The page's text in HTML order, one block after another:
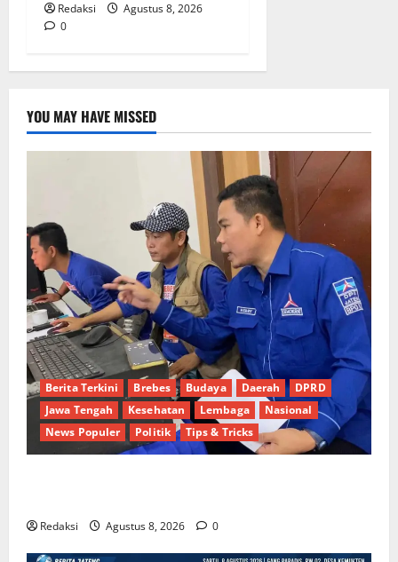
Redaksi
Agustus 8, 2026
0
YOU MAY HAVE MISSED
Berita Terkini Brebes Budaya Daerah
DPRD
Jawa Tengah
Kesehatan Lembaga
Nasional
News Populer
Politik Tips & Tricks
Redaksi Agustus 8, 2026 0